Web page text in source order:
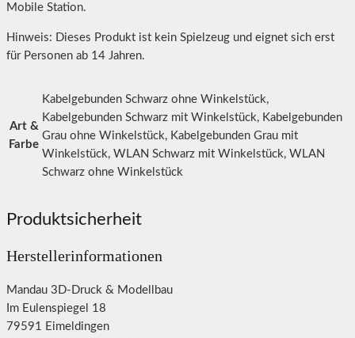
Mobile Station.
Hinweis: Dieses Produkt ist kein Spielzeug und eignet sich erst
für Personen ab 14 Jahren.
Art &
Farbe
Kabelgebunden Schwarz ohne Winkelstück,
Kabelgebunden Schwarz mit Winkelstück, Kabelgebunden
Grau ohne Winkelstück, Kabelgebunden Grau mit
Winkelstück, WLAN Schwarz mit Winkelstück, WLAN
Schwarz ohne Winkelstück
Produktsicherheit
Herstellerinformationen
Mandau 3D-Druck & Modellbau
Im Eulenspiegel 18
79591 Eimeldingen